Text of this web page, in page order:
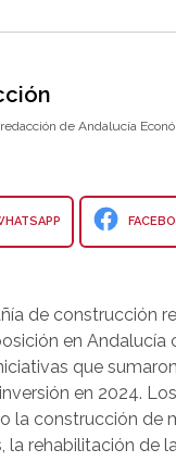
de Andalucía
de construcción
en Andalucía
que
en 2024.
la construcción de
la rehabilitación de